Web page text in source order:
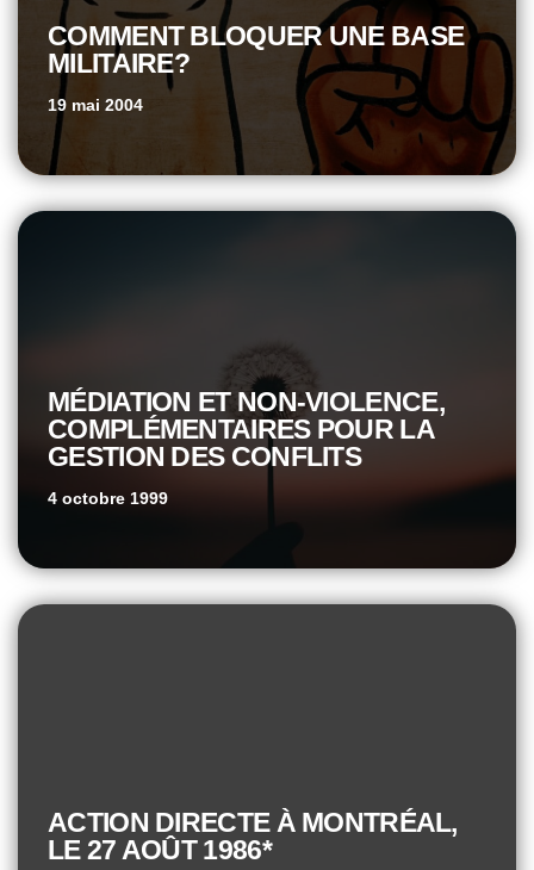
COMMENT BLOQUER UNE BASE
MILITAIRE?
19 mai 2004
MÉDIATION ET NON-VIOLENCE,
COMPLÉMENTAIRES POUR LA
GESTION DES CONFLITS
4 octobre 1999
ACTION DIRECTE À MONTRÉAL,
LE 27 AOÛT 1986*